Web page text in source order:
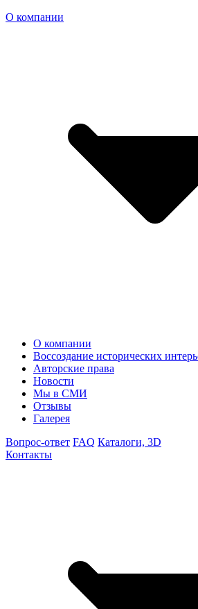
О компании
О компании
Воссоздание исторических
Авторские права
Новости
Мы в СМИ
Отзывы
Галерея
Вопрос-ответ FAQ Каталоги, 3D
Контакты